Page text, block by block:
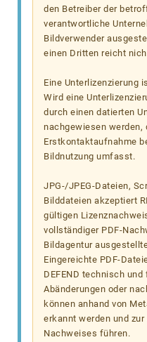
den Betreiber der
verantwortliche
Bildverwender
einen Dritten reicht
Eine Unterlizenzierung
Wird eine
durch einen datierten
nachgewiesen werden,
Erstkontaktaufnahme
Bildnutzung umfasst.
JPG-/JPEG-Dateien,
Bilddateien akzeptiert
gültigen
vollständiger PDF-
Bildagentur
Eingereichte PDF-
DEFEND technisch
Abänderungen oder
können anhand von
erkannt werden und
Nachweises führen.